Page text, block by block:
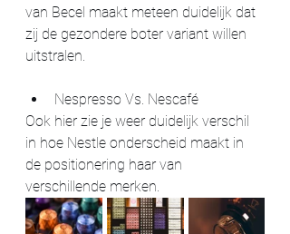
van Becel maakt meteen duidelijk dat
zij de gezondere boter variant willen
uitstralen.
Nespresso Vs. Nescafé
Ook hier zie je weer duidelijk verschil
in hoe Nestle onderscheid maakt in
de positionering haar van
verschillende merken.